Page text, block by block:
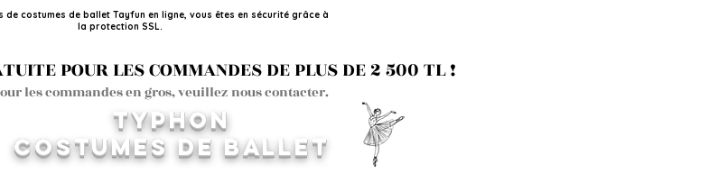
de costumes de ballet Tayfun en ligne, vous êtes en sécurité grâce à
la protection SSL.
POUR LES COMMANDES DE PLUS DE 2 500 TL !
les commandes en gros, veuillez nous contacter.
TYPHON
COSTUMES DE BALLET